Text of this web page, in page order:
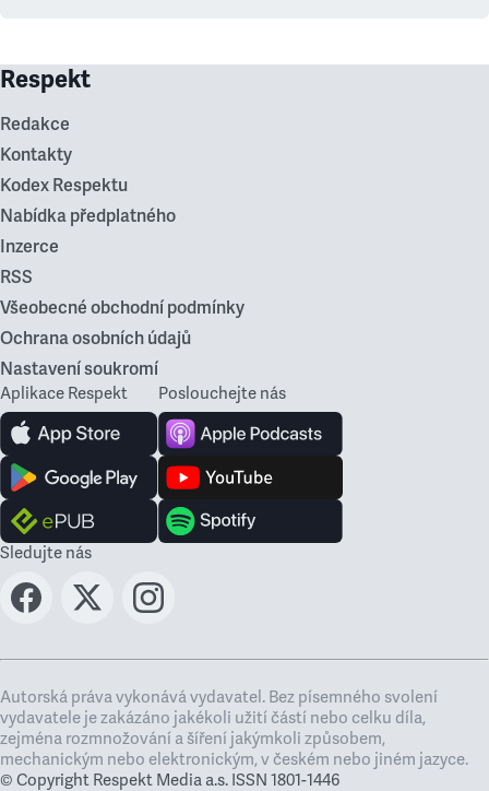
Respekt
Redakce
Kontakty
Kodex Respektu
Nabídka předplatného
Inzerce
RSS
Všeobecné obchodní podmínky
Ochrana osobních údajů
Nastavení soukromí
Aplikace Respekt Poslouchejte nás
Sledujte nás
Autorská práva vykonává vydavatel. Bez písemného svolení
vydavatele je zakázáno jakékoli užití částí nebo celku díla,
zejména rozmnožování a šíření jakýmkoli způsobem,
mechanickým nebo elektronickým, v českém nebo jiném jazyce.
© Copyright Respekt Media a.s. ISSN 1801-1446